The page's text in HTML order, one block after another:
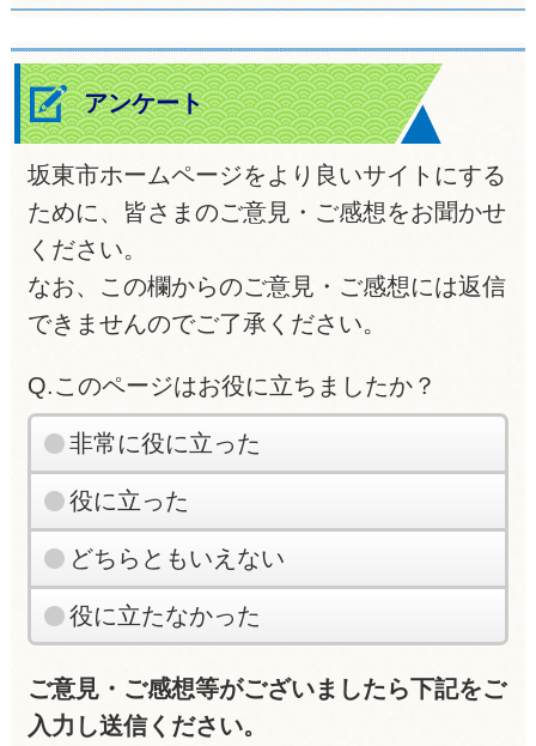
アンケート
坂東市ホームページをより良いサイトにする
ために、皆さまのご意見・ご感想をお聞かせ
ください。
なお、この欄からのご意見・ご感想には返信
できませんのでご了承ください。
Q.このページはお役に立ちましたか？
非常に役に立った
役に立った
どちらともいえない
役に立たなかった
ご意見・ご感想等がございましたら下記をご
入力し送信ください。